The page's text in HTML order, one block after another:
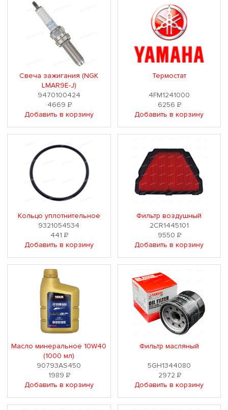
Свеча зажигания (NGK
LMAR9E-J)
9470100424
4669 Р
Добавить в корзину
Термостат
4FM1241000
6256Р
Добавить в корзину
Кольцо уплотнительное
9321054534
441Р
Добавить в корзину
Фильтр воздушный
2CR1445101
9550Р
Добавить в корзину
Масло минеральное 10W40
(1000 мл)
90793AS450
1989Р
Добавить в корзину
Фильтр масляный
5GH1344080
2972 Р
Добавить в корзину